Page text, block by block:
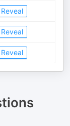
Reveal
Reveal
Reveal